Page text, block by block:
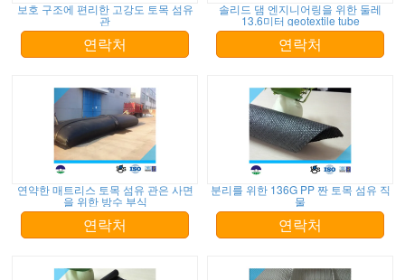
보호 구조에 편리한 고강도 토목 섬유
관
연락처
솔리드 댐 엔지니어링을 위한 둘레
13.6미터 geotextile tube
연락처
연약한 매트리스 토목 섬유 관은 사면
을 위한 방수 부식
연락처
분리를 위한 136G PP 짠 토목 섬유 직
물
연락처